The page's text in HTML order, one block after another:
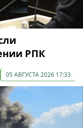
РПК
05 АВГУСТА 2026 17:33